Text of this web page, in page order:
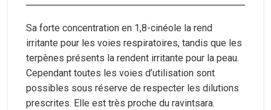
Sa forte concentration en 1,8-cinéole la rend
irritante pour les voies respiratoires, tandis que les
terpènes présents la rendent irritante pour la peau.
Cependant toutes les voies d’utilisation sont
possibles sous réserve de respecter les dilutions
prescrites. Elle est très proche du ravintsara.